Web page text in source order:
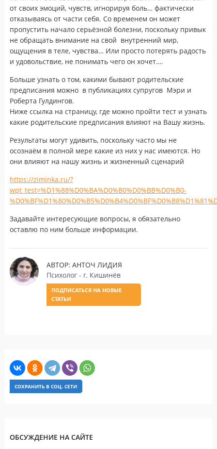
от своих эмоций, чувств, игнорируя боль… фактически
отказываясь от части себя. Со временем он может
пропустить начало серьёзной болезни, поскольку привык
не обращать внимание на свой внутренний мир,
ощущения в теле, чувства… Или просто потерять радость
и удовольствие, не понимать чего он хочет….
Больше узнать о том, какими бывают родительские
предписания можно в публикациях супругов Мэри и
Роберта Гулдингов.
Ниже ссылка на страницу, где можно пройти тест и узнать
какие родительские предписания влияют на Вашу жизнь.
Результаты могут удивить, поскольку часто мы не
осознаём в полной мере какие из них у нас имеются. Но
они влияют на нашу жизнь и жизненный сценарий
https://ziminka.ru/?
wpt_test=%D1%88%D0%BA%D0%B0%D0%BB%D0%B0-
Задавайте интересующие вопросы, я обязательно
оставлю по ним больше информации.
АВТОР: АНТОЧ ЛИДИЯ
Психолог - г. Кишинёв
ПОДПИСАТЬСЯ НА НОВЫЕ
СТАТЬИ
СОХРАНИТЬ В СОЦ. СЕТИ
ОБСУЖДЕНИЕ НА САЙТЕ